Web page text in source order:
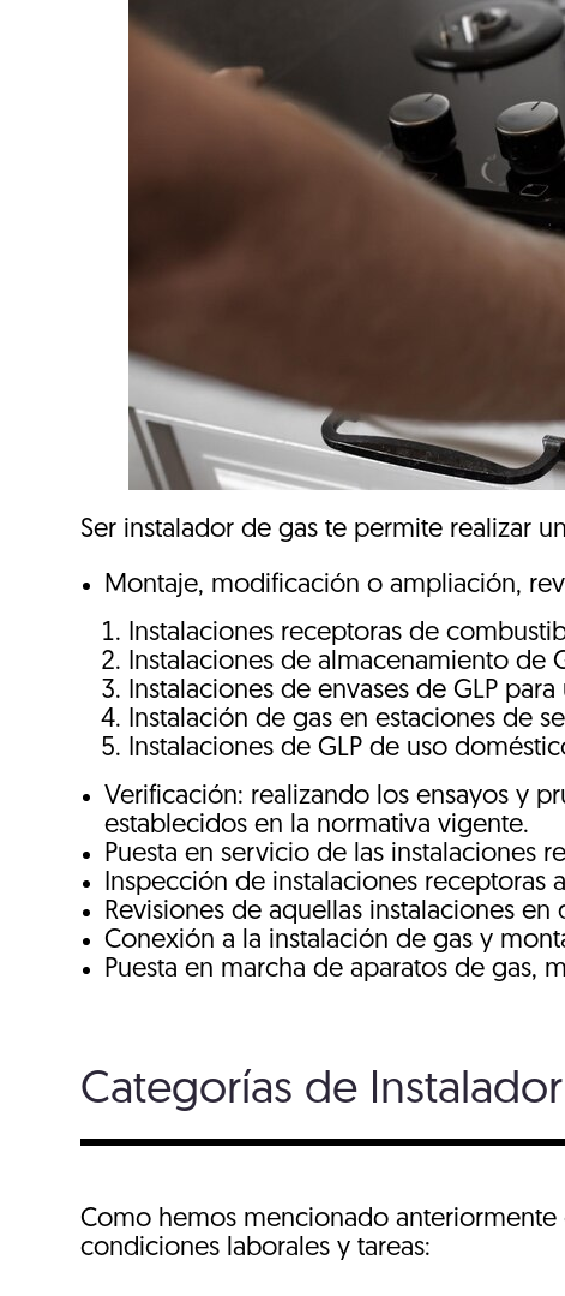
Ser instalador de gas te permite realizar
Montaje, modificación o ampliación,
Instalaciones receptoras de
Instalaciones de almacenamiento de
Instalaciones de envases de GLP
Instalación de gas en estaciones de
Instalaciones de GLP de uso
Verificación: realizando los ensayos y
establecidos en la normativa vigente.
Puesta en servicio de las instalaciones
Inspección de instalaciones receptoras
Revisiones de aquellas instalaciones
Conexión a la instalación de gas y
Puesta en marcha de aparatos de gas,
Categorías de
Como hemos mencionado
condiciones laborales y tareas: